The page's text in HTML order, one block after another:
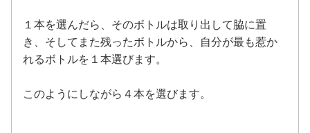
１本を選んだら、そのボトルは取り出して脇に置
き、そしてまた残ったボトルから、自分が最も惹か
れるボトルを１本選びます。
このようにしながら４本を選びます。